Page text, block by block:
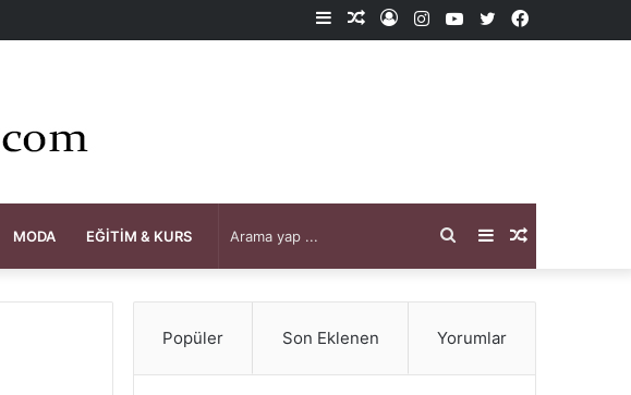
Facebook
X
YouTube
Instagram
Kayıt
Rastgele
Kenar
MODA EĞITIM & KURS Rastgele
Makale
Kenar
Bölmesi
Arama
yap
Popüler Son Eklenen Yorumlar